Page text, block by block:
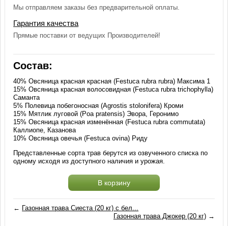
Мы отправляем заказы без предварительной оплаты.
Гарантия качества
Прямые поставки от ведущих Производителей!
Состав:
40% Овсяница красная красная (Festuca rubra rubra) Максима 1
15% Овсяница красная волосовидная (Festuca rubra trichophylla)
Саманта
5% Полевица побегоносная (Agrostis stolonifera) Кроми
15% Мятлик луговой (Poa pratensis) Эвора, Геронимо
15% Овсяница красная изменённая (Festuca rubra commutata)
Каллиопе, Казанова
10% Овсяница овечья (Festuca ovina) Риду
Представленные сорта трав берутся из озвученного списка по
одному исходя из доступного наличия и урожая.
В корзину
← Газонная трава Сиеста (20 кг) с бел...
Газонная трава Джокер (20 кг)→